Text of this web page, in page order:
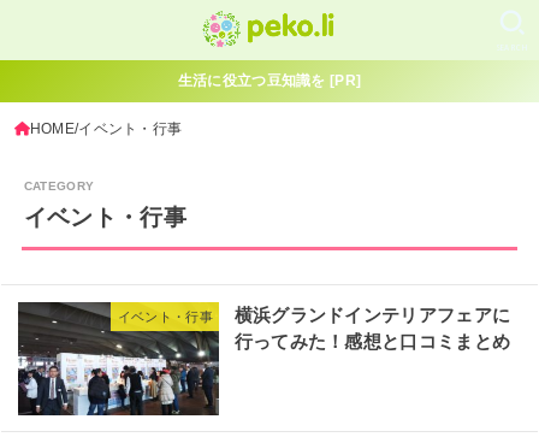
SEARCH
生活に役立つ豆知識を [PR]
HOME イベント・行事
イベント・行事
イベント・行事
横浜グランドインテリアフェアに
行ってみた！感想と口コミまとめ